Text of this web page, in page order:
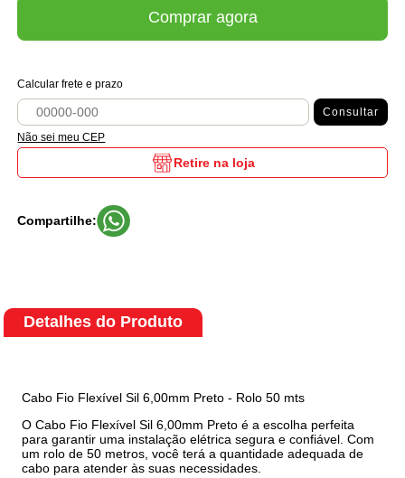
Comprar agora
Calcular frete e prazo
Consultar
Não sei meu CEP
Retire na loja
Compartilhe:
Detalhes do Produto
Cabo Fio Flexível Sil 6,00mm Preto - Rolo 50 mts
O Cabo Fio Flexível Sil 6,00mm Preto é a escolha perfeita
para garantir uma instalação elétrica segura e confiável. Com
um rolo de 50 metros, você terá a quantidade adequada de
cabo para atender às suas necessidades.